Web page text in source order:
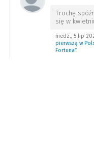
Trochę
się w
niedz., 5 lip
pierwszą w
Fortuna”